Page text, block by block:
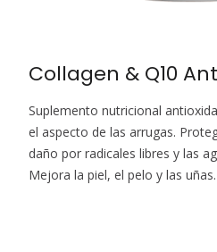
Collagen & Q10
Suplemento nutricional
el aspecto de las arrugas.
daño por radicales libres y las
Mejora la piel, el pelo y las uñas.